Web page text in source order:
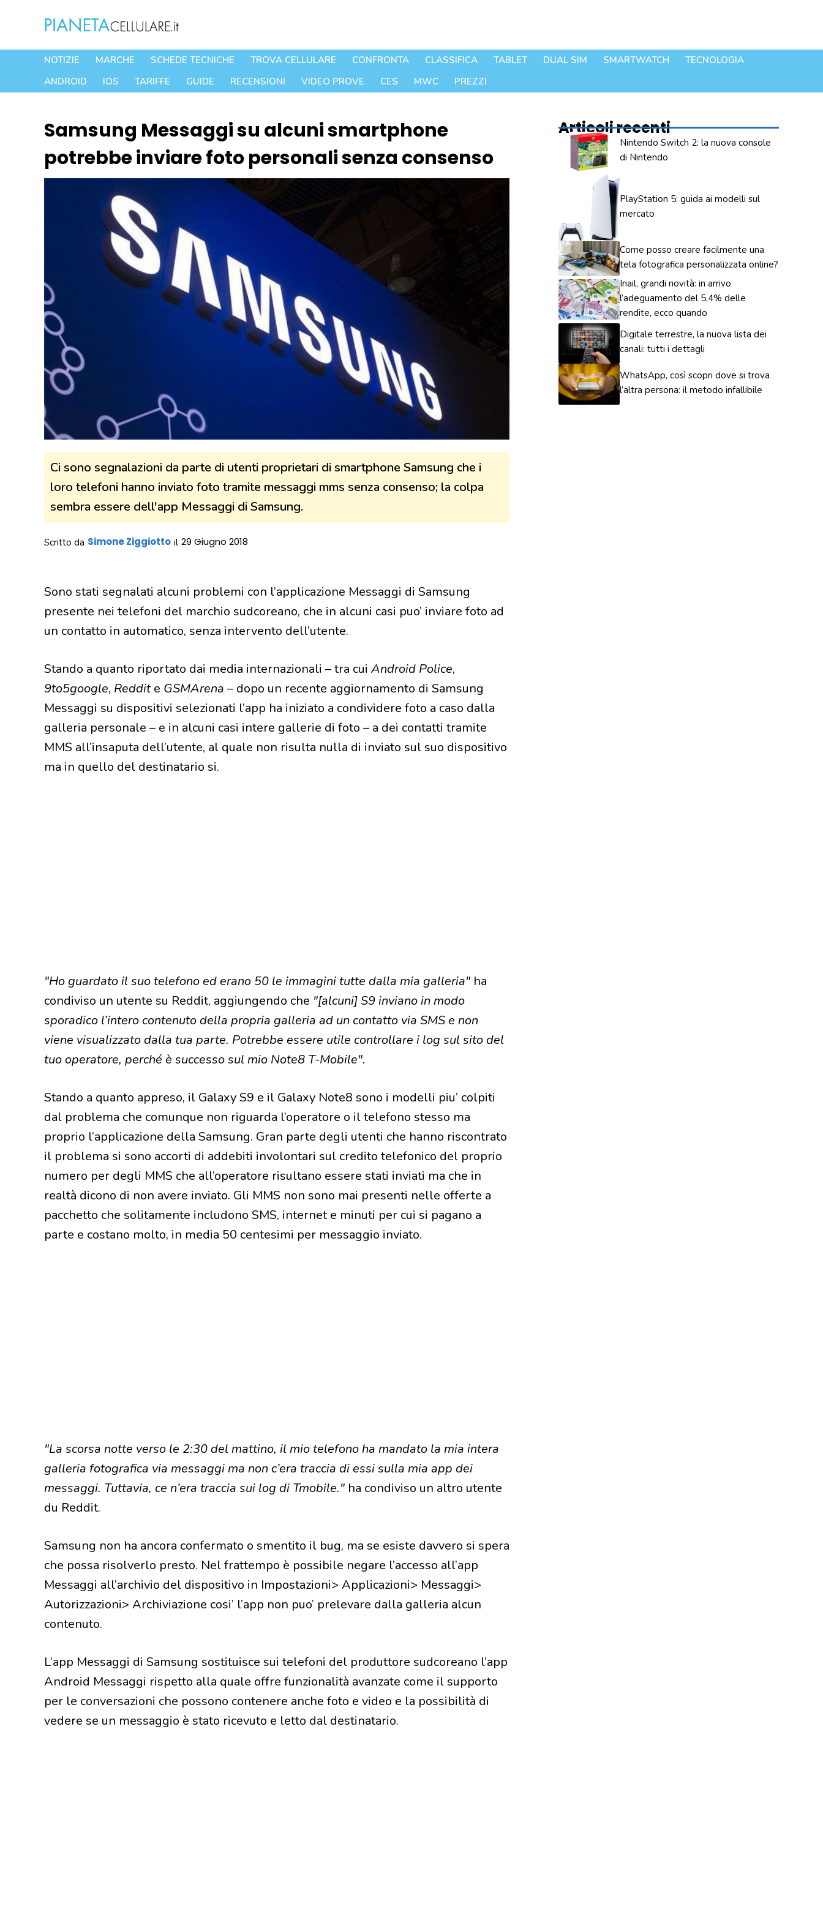
contenuto
NOTIZIE MARCHE SCHEDE TECNICHE TROVA CELLULARE CONFRONTA CLASSIFICA TABLET DUAL SIM SMARTWATCH
TECNOLOGIA
ANDROID
IOS TARIFFE GUIDE RECENSIONI VIDEO PROVE CES MWC PREZZI
Samsung Messaggi su alcuni smartphone
potrebbe inviare foto personali senza consenso
Ci sono segnalazioni da parte di utenti proprietari di smartphone Samsung che i
loro telefoni hanno inviato foto tramite messaggi mms senza consenso; la colpa
sembra essere dell'app Messaggi di Samsung.
Scritto da Simone Ziggiotto il 29 Giugno 2018
Sono stati segnalati alcuni problemi con l’applicazione Messaggi di Samsung
presente nei telefoni del marchio sudcoreano, che in alcuni casi puo’ inviare foto ad
un contatto in automatico, senza intervento dell’utente.
Stando a quanto riportato dai media internazionali – tra cui Android Police,
9to5google, Reddite GSMArena – dopo un recente aggiornamento di Samsung
Messaggi su dispositivi selezionati l’app ha iniziato a condividere foto a caso dalla
galleria personale – e in alcuni casi intere gallerie di foto – a dei contatti tramite
MMS all’insaputa dell’utente, al quale non risulta nulla di inviato sul suo dispositivo
ma in quello del destinatario si.
"Ho guardato il suo telefono ed erano 50 le immagini tutte dalla mia galleria" ha
condiviso un utente su Reddit, aggiungendo che "[alcuni] S9 inviano in modo
sporadico l’intero contenuto della propria galleria ad un contatto via SMS e non
viene visualizzato dalla tua parte. Potrebbe essere utile controllare i log sul sito del
tuo operatore, perché è successo sul mio Note8 T-Mobile".
Stando a quanto appreso, il Galaxy S9 e il Galaxy Note8 sono i modelli piu’ colpiti
dal problema che comunque non riguarda l’operatore o il telefono stesso ma
proprio l’applicazione della Samsung. Gran parte degli utenti che hanno riscontrato
il problema si sono accorti di addebiti involontari sul credito telefonico del proprio
numero per degli MMS che all’operatore risultano essere stati inviati ma che in
realtà dicono di non avere inviato. Gli MMS non sono mai presenti nelle offerte a
pacchetto che solitamente includono SMS, internet e minuti per cui si pagano a
parte e costano molto, in media 50 centesimi per messaggio inviato.
"La scorsa notte verso le 2:30 del mattino, il mio telefono ha mandato la mia intera
galleria fotografica via messaggi ma non c’era traccia di essi sulla mia app dei
messaggi. Tuttavia, ce n’era traccia sui log di Tmobile." ha condiviso un altro utente
du Reddit.
Samsung non ha ancora confermato o smentito il bug, ma se esiste davvero si spera
che possa risolverlo presto. Nel frattempo è possibile negare l’accesso all’app
Messaggi all’archivio del dispositivo in Impostazioni> Applicazioni> Messaggi>
Autorizzazioni> Archiviazione cosi’ l’app non puo’ prelevare dalla galleria alcun
contenuto.
L’app Messaggi di Samsung sostituisce sui telefoni del produttore sudcoreano l’app
Android Messaggi rispetto alla quale offre funzionalità avanzate come il supporto
per le conversazioni che possono contenere anche foto e video e la possibilità di
vedere se un messaggio è stato ricevuto e letto dal destinatario.
Articoli recenti
Nintendo Switch 2: la nuova console
di Nintendo
PlayStation 5: guida ai modelli sul
mercato
Come posso creare facilmente una
tela fotografica personalizzata online?
Inail, grandi novità: in arrivo
l’adeguamento del 5,4% delle
rendite, ecco quando
Digitale terrestre, la nuova lista dei
canali: tutti i dettagli
WhatsApp, così scopri dove si trova
l’altra persona: il metodo infallibile